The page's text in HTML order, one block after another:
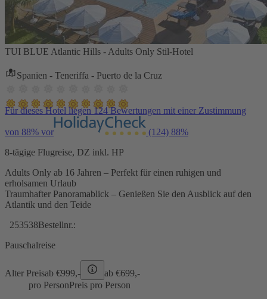
TUI BLUE Atlantic Hills - Adults Only Stil-Hotel
Spanien - Teneriffa - Puerto de la Cruz
Für dieses Hotel liegen 124 Bewertungen mit einer Zustimmung
von 88% vor (124) 88%
8-tägige Flugreise, DZ inkl. HP
Adults Only ab 16 Jahren – Perfekt für einen ruhigen und
erholsamen Urlaub
Traumhafter Panoramablick – Genießen Sie den Ausblick auf den
Atlantik und den Teide
253538Bestellnr.:
Pauschalreise
Alter Preisab €999,- ab €699,-
pro PersonPreis pro Person